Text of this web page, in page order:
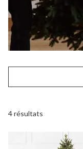
4 résultats